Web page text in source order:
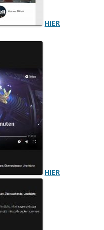
HIER
HIER